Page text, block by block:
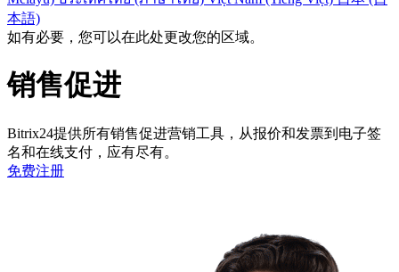
本語)
如有必要，您可以在此处更改您的区域。
销售促进
Bitrix24提供所有销售促进营销工具，从报价和发票到电子签
名和在线支付，应有尽有。
免费注册